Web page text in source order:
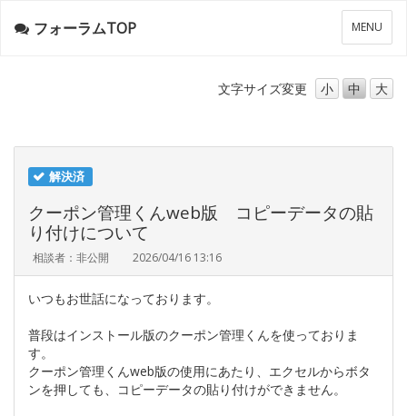
メ
ニ
ー
MENU
フォーラムTOP
文字サイズ変更 小 中 大
解決済
クーポン管理くんweb版 コピーデータの貼
り付けについて
相談者：非公開 2026/04/16 13:16
いつもお世話になっております。
普段はインストール版のクーポン管理くんを使っておりま
す。
クーポン管理くんweb版の使用にあたり、エクセルからボタ
ンを押しても、コピーデータの貼り付けができません。